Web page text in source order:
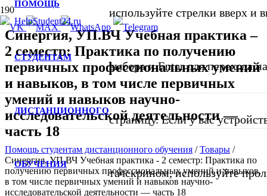
ПОМОЩЬ
СТУДЕНТАМ
ДИСТАНЦИОННОГО
ОБУЧЕНИЯ
используйте стрелки вверх и
выбора и Enter для перехода
страницу. Если у вас
тачскрином, используйте
Синергия, УП.ВЧ Учебная практика –
2 семестр: Практика по получению
первичных профессиональных умений
и навыков, в том числе первичных
умений и навыков научно-
исследовательской деятельности —
часть 18
Помощь студентам дистанционного обучения /Товары /
Синергия, УП.ВЧ Учебная практика - 2 семестр: Практика по
получению первичных профессиональных умений и навыков,
в том числе первичных умений и навыков научно-
исследовательской деятельности — часть 18